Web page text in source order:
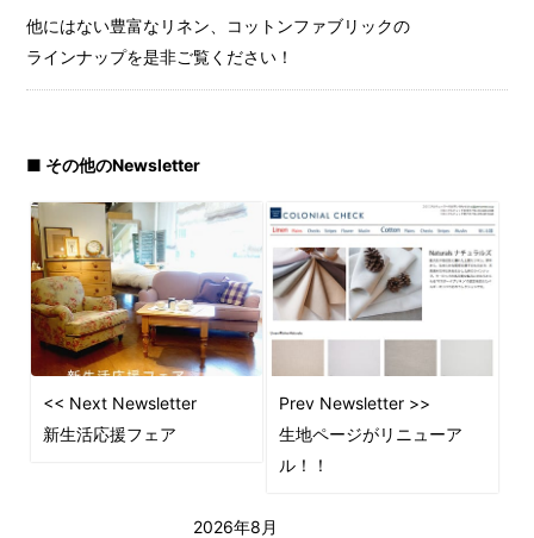
他にはない豊富なリネン、コットンファブリックの
ラインナップを是非ご覧ください！
■ その他のNewsletter
<< Next Newsletter
新生活応援フェア
Prev Newsletter >>
生地ページがリニューア
ル！！
2026年8月